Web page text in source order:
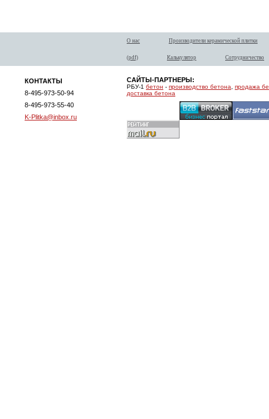
О нас Производители керамической плитки
(pdf) Калькулятор Сотрудничество
КОНТАКТЫ
8-495-973-50-94
8-495-973-55-40
K-Plitka@inbox.ru
САЙТЫ-ПАРТНЕРЫ:
РБУ-1 бетон - производство бетона
продажа
доставка бетона